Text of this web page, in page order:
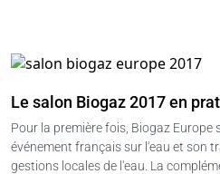
Le salon Biogaz 2017 en
Pour la première fois, Biogaz Europe
événement français sur l'eau et son
gestions locales de l'eau. La